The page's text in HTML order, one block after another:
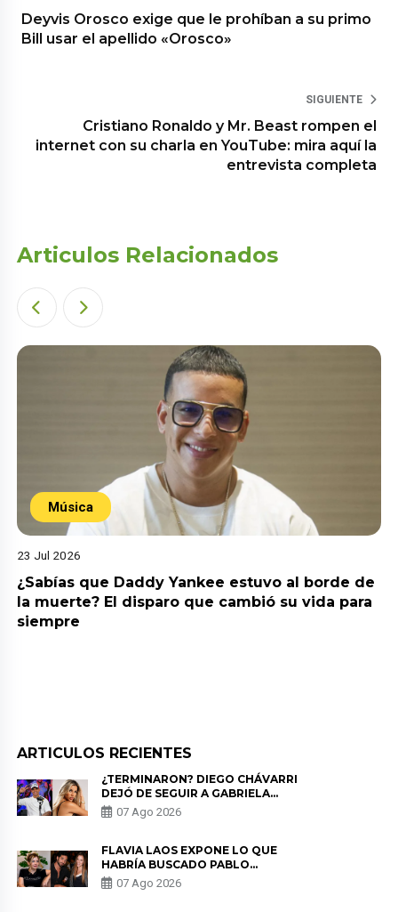
Deyvis Orosco exige que le prohíban a su primo
Bill usar el apellido «Orosco»
SIGUIENTE
Cristiano Ronaldo y Mr. Beast rompen el
internet con su charla en YouTube: mira aquí la
entrevista completa
Articulos Relacionados
Música
23 Jul 2026
¿Sabías que Daddy Yankee estuvo al borde de
la muerte? El disparo que cambió su vida para
siempre
ARTICULOS RECIENTES
¿TERMINARON? DIEGO CHÁVARRI
DEJÓ DE SEGUIR A GABRIELA
HERRERA Y ANUNCIA SU SALIDA
DE PÓDCAST
07 Ago 2026
FLAVIA LAOS EXPONE LO QUE
HABRÍA BUSCADO PABLO
HEREDIA CON ALE FULLER: “UNA
DE LAS PARTES QUERÍA EL
07 Ago 2026